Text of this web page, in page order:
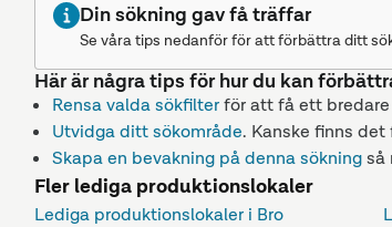
Din sökning gav få träffar
Se våra tips nedanför för att förbättra ditt
Här är några tips för hur du kan
Rensa valda sökfilterför att få ett
Utvidga ditt sökområde. Kanske finns
Skapa en bevakning på denna sökningså
Fler lediga produktionslokaler
Lediga produktionslokaler i Bro